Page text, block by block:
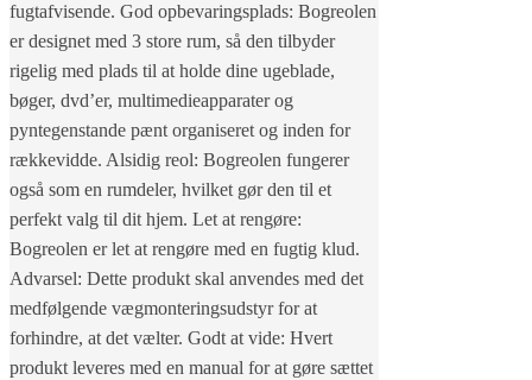
fugtafvisende. God opbevaringsplads: Bogreolen
er designet med 3 store rum, så den tilbyder
rigelig med plads til at holde dine ugeblade,
bøger, dvd’er, multimedieapparater og
pyntegenstande pænt organiseret og inden for
rækkevidde. Alsidig reol: Bogreolen fungerer
også som en rumdeler, hvilket gør den til et
perfekt valg til dit hjem. Let at rengøre:
Bogreolen er let at rengøre med en fugtig klud.
Advarsel: Dette produkt skal anvendes med det
medfølgende vægmonteringsudstyr for at
forhindre, at det vælter. Godt at vide: Hvert
produkt leveres med en manual for at gøre sættet